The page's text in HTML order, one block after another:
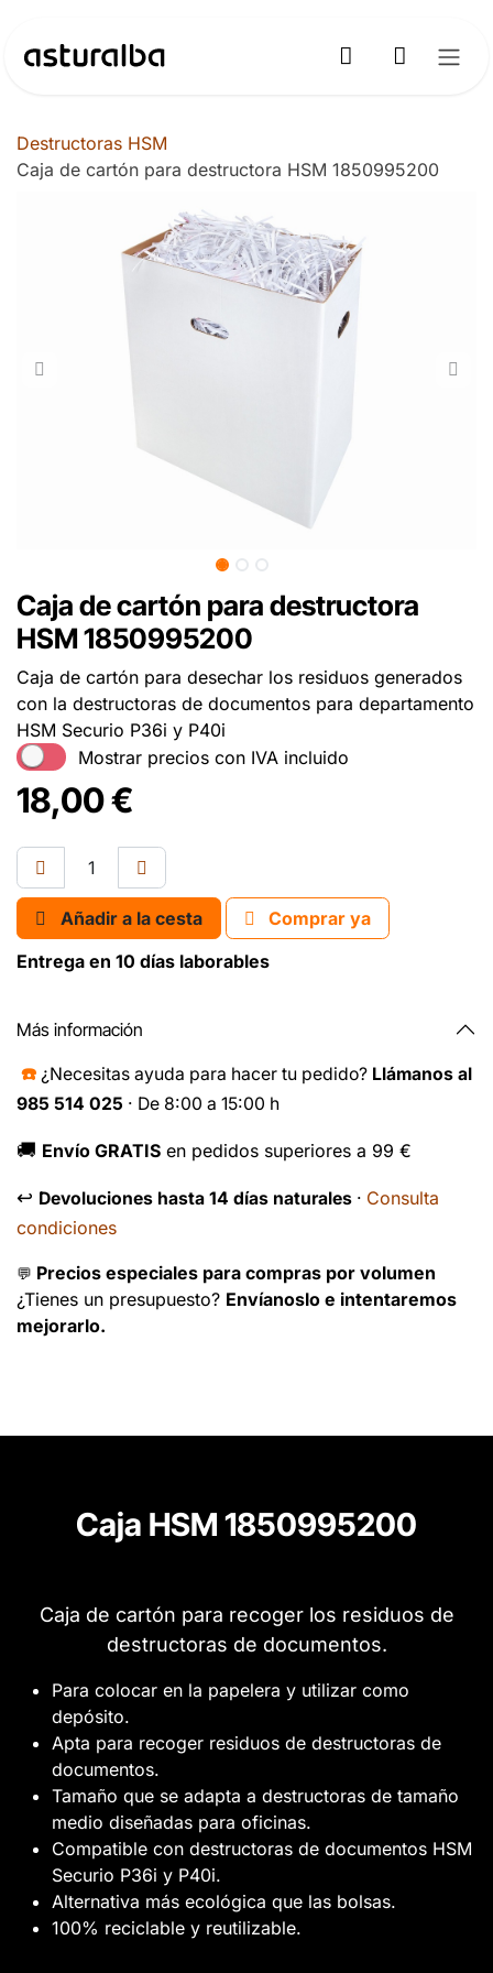
Destructoras HSM
Caja de cartón para destructora HSM 1850995200
Caja de cartón para destructora
HSM 1850995200
Caja de cartón para desechar los residuos generados
con la destructoras de documentos para departamento
HSM Securio P36i y P40i
Mostrar precios con IVA incluido
18,00€
Añadir a la cesta
Comprar ya
Entrega en 10 días laborables
Más información
☎️ ¿Necesitas ayuda para hacer tu pedido? Llámanos al
985 514 025 · De 8:00 a 15:00 h
🚚 Envío GRATIS en pedidos superiores a 99 €
↩️ Devoluciones hasta 14 días naturales · Consulta
condiciones
💬 Precios especiales para compras por volumen
¿Tienes un presupuesto? Envíanoslo e intentaremos
mejorarlo.
Caja HSM 1850995200
Caja de cartón para recoger los residuos de
destructoras de documentos.
Para colocar en la papelera y utilizar como
depósito.
Apta para recoger residuos de destructoras de
documentos.
Tamaño que se adapta a destructoras de tamaño
medio diseñadas para oficinas.
Compatible con destructoras de documentos HSM
Securio P36i y P40i.
Alternativa más ecológica que las bolsas.
100% reciclable y reutilizable.